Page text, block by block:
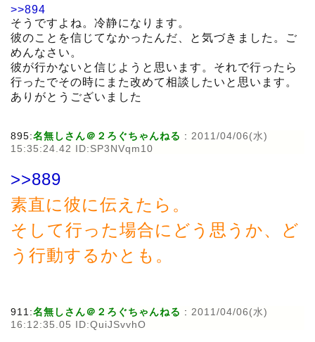
>>894
そうですよね。冷静になります。
彼のことを信じてなかったんだ、と気づきました。ご
めんなさい。
彼が行かないと信じようと思います。それで行ったら
行ったでその時にまた改めて相談したいと思います。
ありがとうございました
895:名無しさん＠２ろぐちゃんねる : 2011/04/06(水)
15:35:24.42 ID:SP3NVqm10
>>889
素直に彼に伝えたら。
そして行った場合にどう思うか、ど
う行動するかとも。
911:名無しさん＠２ろぐちゃんねる : 2011/04/06(水)
16:12:35.05 ID:QuiJSvvhO